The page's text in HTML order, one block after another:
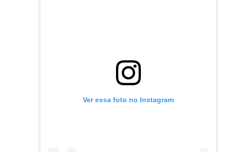
Ver essa foto no Instagram